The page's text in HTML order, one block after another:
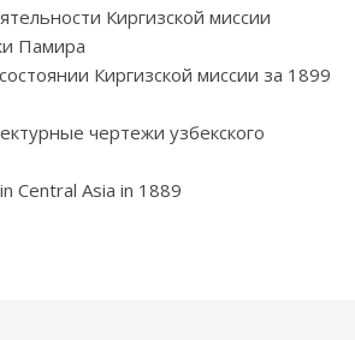
Киргизской миссии
Памира
Киргизской миссии за 1899
чертежи узбекского
Central Asia in 1889